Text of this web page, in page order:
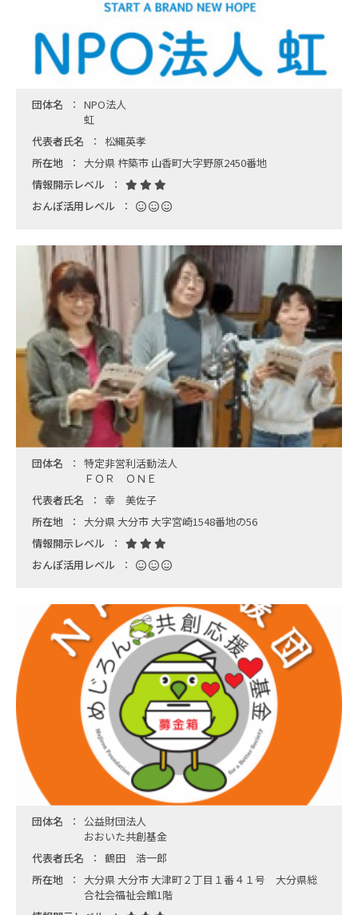
団体名
NPO法人
虹
代表者氏名
松縄英孝
所在地
大分県 杵築市 山香町大字野原2450番地
情報開示レベル
おんぽ活用レベル
団体名
特定非営利活動法人
ＦＯＲ ＯＮＥ
代表者氏名
幸 美佐子
所在地
大分県 大分市 大字宮崎1548番地の56
情報開示レベル
おんぽ活用レベル
団体名
公益財団法人
おおいた共創基金
代表者氏名
鶴田 浩一郎
所在地
大分県 大分市 大津町２丁目１番４１号 大分県総
合社会福祉会館1階